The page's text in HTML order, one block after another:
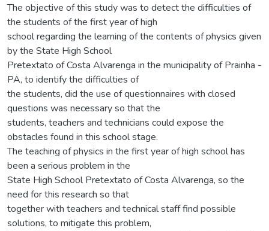
The objective of this study was to detect the difficulties of
the students of the first year of high
school regarding the learning of the contents of physics given
by the State High School
Pretextato of Costa Alvarenga in the municipality of Prainha -
PA, to identify the difficulties of
the students, did the use of questionnaires with closed
questions was necessary so that the
students, teachers and technicians could expose the
obstacles found in this school stage.
The teaching of physics in the first year of high school has
been a serious problem in the
State High School Pretextato of Costa Alvarenga, so the
need for this research so that
together with teachers and technical staff find possible
solutions, to mitigate this problem,